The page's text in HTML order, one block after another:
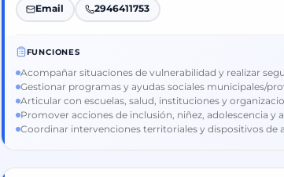
Email 2946411753
FUNCIONES
Acompañar situaciones de vulnerabilidad y realizar
Gestionar programas y ayudas sociales municipales/
Articular con escuelas, salud, instituciones y
Promover acciones de inclusión, niñez, adolescencia y
Coordinar intervenciones territoriales y dispositivos de